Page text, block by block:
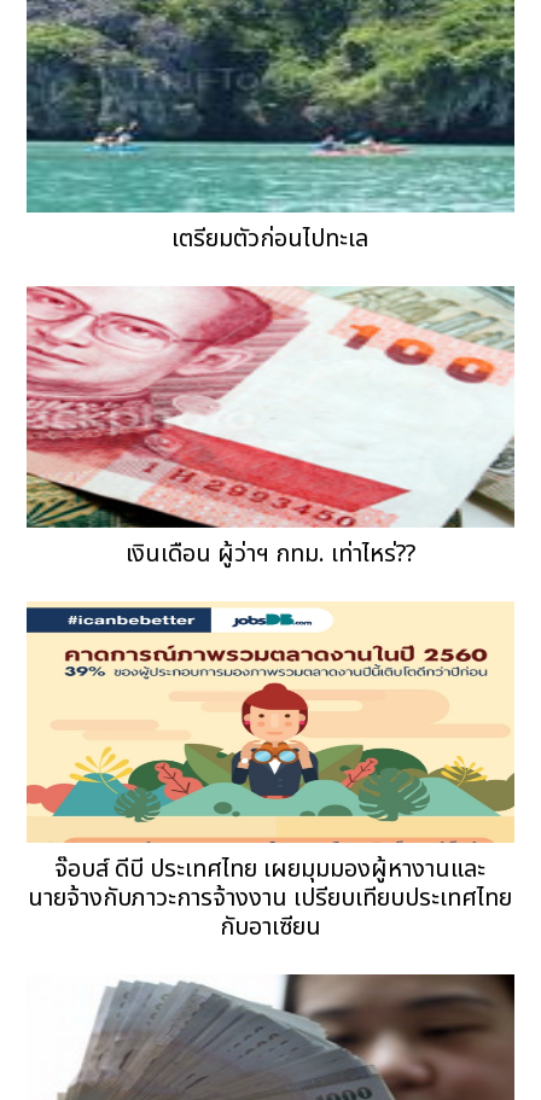
เตรียมตัวก่อนไปทะเล
เงินเดือน ผู้ว่าฯ กทม. เท่าไหร่??
จ๊อบส์ ดีบี ประเทศไทย เผยมุมมองผู้หางานและ
นายจ้างกับภาวะการจ้างงาน เปรียบเทียบประเทศไทย
กับอาเซียน